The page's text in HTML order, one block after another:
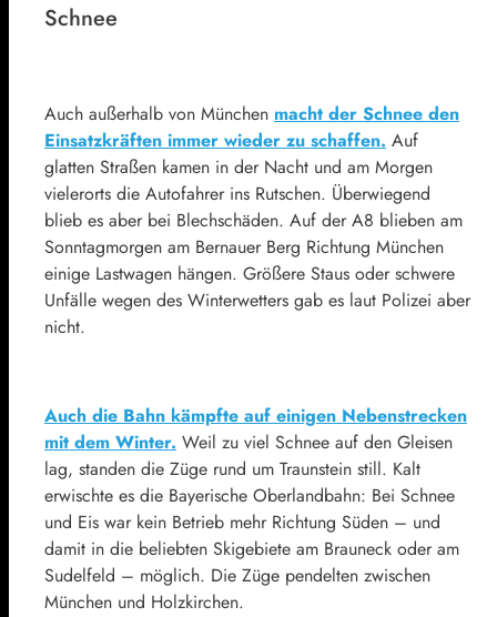
Schnee
Auch außerhalb von München macht der Schnee den
Einsatzkräften immer wieder zu schaffen. Auf
glatten Straßen kamen in der Nacht und am Morgen
vielerorts die Autofahrer ins Rutschen. Überwiegend
blieb es aber bei Blechschäden. Auf der A8 blieben am
Sonntagmorgen am Bernauer Berg Richtung München
einige Lastwagen hängen. Größere Staus oder schwere
Unfälle wegen des Winterwetters gab es laut Polizei aber
nicht.
Auch die Bahn kämpfte auf einigen Nebenstrecken
mit dem Winter. Weil zu viel Schnee auf den Gleisen
lag, standen die Züge rund um Traunstein still. Kalt
erwischte es die Bayerische Oberlandbahn: Bei Schnee
und Eis war kein Betrieb mehr Richtung Süden – und
damit in die beliebten Skigebiete am Brauneck oder am
Sudelfeld – möglich. Die Züge pendelten zwischen
München und Holzkirchen.